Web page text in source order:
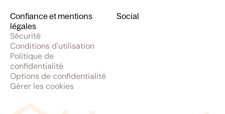
Social
Confiance et mentions
légales
Sécurité
Conditions d'utilisation
Politique de
confidentialité
Options de confidentialité
Gérer les cookies